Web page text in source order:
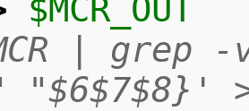
$MCR_OUT
| grep
"$6$7$8}' >